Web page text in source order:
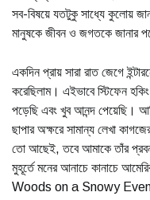
সব-বিষয়ে যতটুকু সাধ্যে কুলোয়
মানুষকে জীবন ও জগতকে জানার
একদিন প্রায় সারা রাত জেগে
করেছিলাম। এইভাবে স্টিফেন
পড়েছি এবং খুব আনন্দ পেয়েছি।
ছাপার অক্ষরে সামান্য লেখা
তো আছেই, তবে আমাকে তাঁর
মুহূর্তে মনের আনাচে কানাচে
Woods on a Snowy